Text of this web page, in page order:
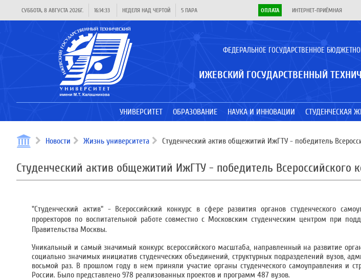
СУББОТА, 8 АВГУСТА 2026Г. 16:14:33 НЕДЕЛЯ НАД ЧЕРТОЙ 5 ПАРА ОПЛАТА ИНТЕРНЕТ-ПРИЁМНАЯ
ФЕДЕРАЛЬНОЕ ГОСУДАРСТВЕННОЕ
ИЖЕВСКИЙ ГОСУДАРСТВЕННЫЙ
УНИВЕРСИТЕТ ОБРАЗОВАНИЕ НАУКА И ИННОВАЦИИ СТУДЕНЧЕСКАЯ
Новости Жизнь университета Студенческий актив общежитий ИжГТУ - победитель
Студенческий актив общежитий ИжГТУ - победитель Всероссийского
"Студенческий актив" - Всероссийский конкурс в сфере развития органов студенческого
проректоров по воспитательной работе совместно с Московским студенческим центром при
Правительства Москвы.
Уникальный и самый значимый конкурс всероссийского масштаба, направленный на развитие
социально значимых инициатив студенческих объединений, структурных подразделений вузов,
восьмой раз. В прошлом году в нем приняли участие органы студенческого самоуправления и
России. Было представлено 978 реализованных проектов и программ 487 вузов.